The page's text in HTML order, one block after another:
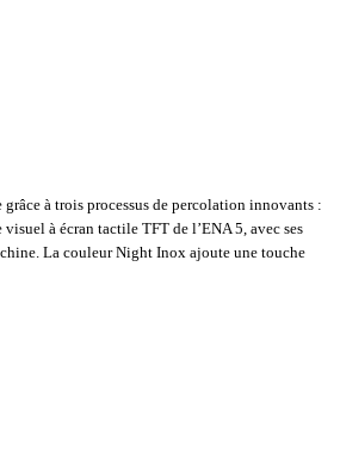
à trois processus de percolation innovants :
à écran tactile TFT de l’ENA 5, avec ses
La couleur Night Inox ajoute une touche